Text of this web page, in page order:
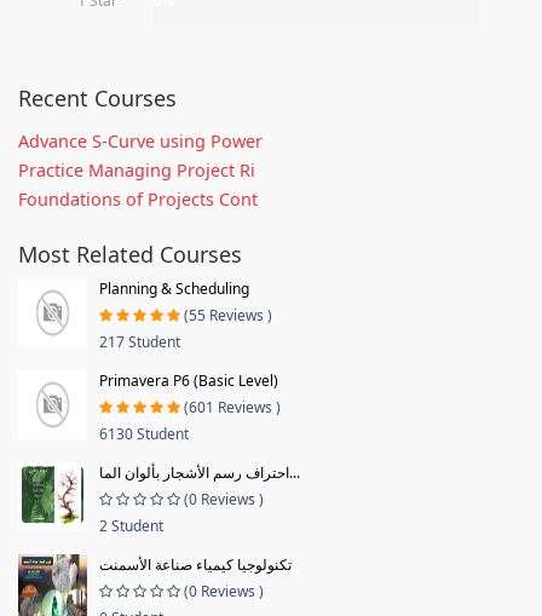
Recent Courses
Advance S-Curve using Power
Practice Managing Project Ri
Foundations of Projects Cont
Most Related Courses
Planning & Scheduling
(55 Reviews )
217 Student
Primavera P6 (Basic Level)
(601 Reviews )
6130 Student
احتراف رسم الأشجار بألوان الما...
(0 Reviews )
2 Student
تكنولوجيا كيمياء صناعة الأسمنت
(0 Reviews )